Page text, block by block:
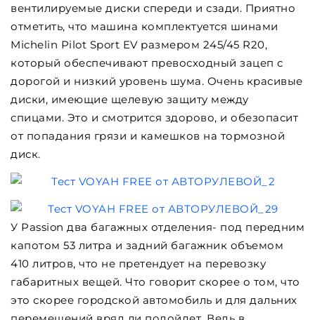
вентилируемые диски спереди и сзади. Приятно
отметить, что машина комплектуется шинами
Michelin Pilot Sport EV размером 245/45 R20,
который обеспечивают превосходный зацеп с
дорогой и низкий уровень шума. Очень красивые
диски, имеющие щелевую защиту между
спицами. Это и смотрится здорово, и обезопасит
от попадания грязи и камешков на тормозной
диск.
У Passion два багажных отделения- под передним
капотом 53 литра и задний багажник объемом
410 литров, что не претендует на перевозку
габаритных вещей. Что говорит скорее о том, что
это скорее городской автомобиль и для дальних